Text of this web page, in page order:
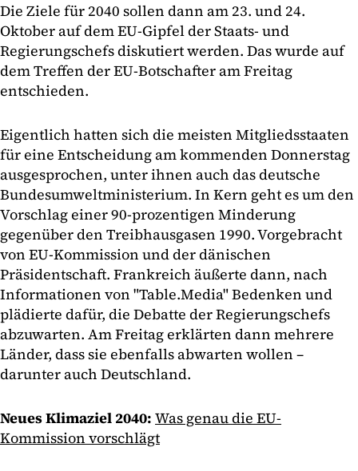
Die Ziele für 2040 sollen dann am 23. und 24.
Oktober auf dem EU-Gipfel der Staats- und
Regierungschefs diskutiert werden. Das wurde auf
dem Treffen der EU-Botschafter am Freitag
entschieden.
Eigentlich hatten sich die meisten Mitgliedsstaaten
für eine Entscheidung am kommenden Donnerstag
ausgesprochen, unter ihnen auch das deutsche
Bundesumweltministerium. In Kern geht es um den
Vorschlag einer 90-prozentigen Minderung
gegenüber den Treibhausgasen 1990. Vorgebracht
von EU-Kommission und der dänischen
Präsidentschaft. Frankreich äußerte dann, nach
Informationen von "Table.Media" Bedenken und
plädierte dafür, die Debatte der Regierungschefs
abzuwarten. Am Freitag erklärten dann mehrere
Länder, dass sie ebenfalls abwarten wollen –
darunter auch Deutschland.
Neues Klimaziel 2040: Was genau die EU-
Kommission vorschlägt